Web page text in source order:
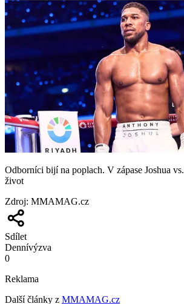
Odborníci bijí na poplach. V zápase Joshua
život
Zdroj: MMAMAG.cz
Sdílet
Dennívýzva
0
Reklama
Další články z MMAMAG.cz